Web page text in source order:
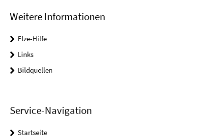
Weitere Informationen
Elze-Hilfe
Links
Bildquellen
Service-Navigation
Startseite